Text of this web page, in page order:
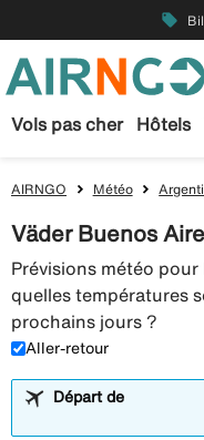
local_offer
Vols pas cher Hôtels
AIRNGO Météo
Väder Buenos
Prévisions météo
quelles températures
prochains jours ?
Aller-retour
Départ de